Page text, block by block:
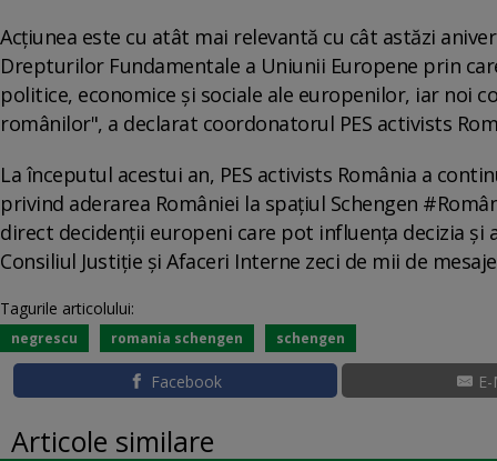
Acțiunea este cu atât mai relevantă cu cât astăzi
Drepturilor Fundamentale a Uniunii Europene prin
politice, economice și sociale ale europenilor, iar noi
românilor", a declarat coordonatorul PES activists
La începutul acestui an, PES activists România a
privind aderarea României la spațiul Schengen
direct decidenții europeni care pot influența decizia
Consiliul Justiție și Afaceri Interne zeci de mii de
Tagurile articolului:
negrescu romania schengen schengen
Facebook
Articole similare